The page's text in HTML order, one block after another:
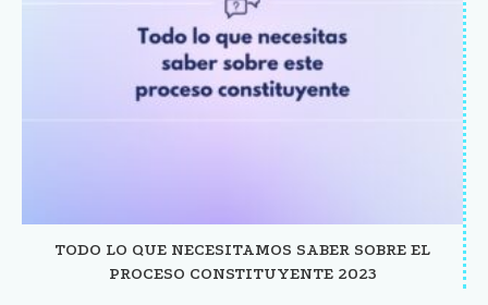
TODO LO QUE NECESITAMOS SABER SOBRE EL
PROCESO CONSTITUYENTE 2023